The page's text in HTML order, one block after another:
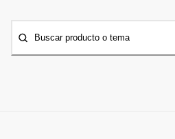
Buscar producto o tema